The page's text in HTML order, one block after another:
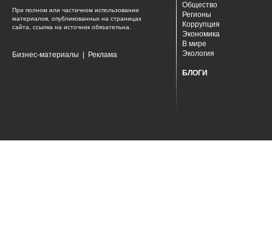
При полном или частичном использовании
материалов, опубликованных на страницах
сайта, ссылка на источник обязательна.
Бизнес-материалы Реклама
Общество
Регионы
Коррупция
Экономика
В мире
Экология
БЛОГИ